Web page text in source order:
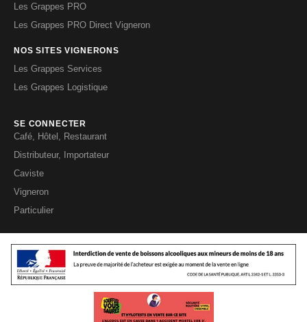
Les Grappes PRO
Les Grappes PRO Direct Vigneron
NOS SITES VIGNERONS
Les Grappes Services
Les Grappes Logistique
SE CONNECTER
Café, Hôtel, Restaurant
Distributeur, Importateur
Caviste
Vigneron
Particulier